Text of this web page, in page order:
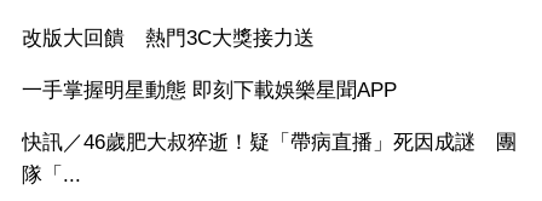
改版大回饋 熱門3C大獎接力送
一手掌握明星動態 即刻下載娛樂星聞APP
快訊／46歲肥大叔猝逝！疑「帶病直播」死因成謎 團
隊「...